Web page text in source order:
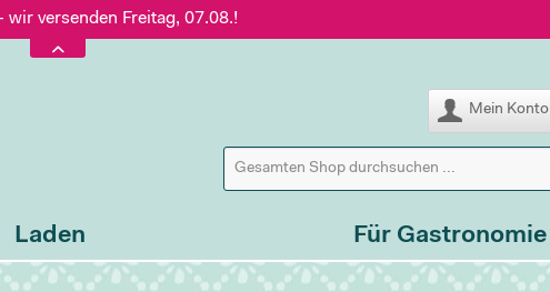
wir versenden Freitag, 07.08.!
€, gratis ab 95 € Warenwert
wir versenden Freitag, 07.08.!
Mein Konto
Laden Für Gastronomie